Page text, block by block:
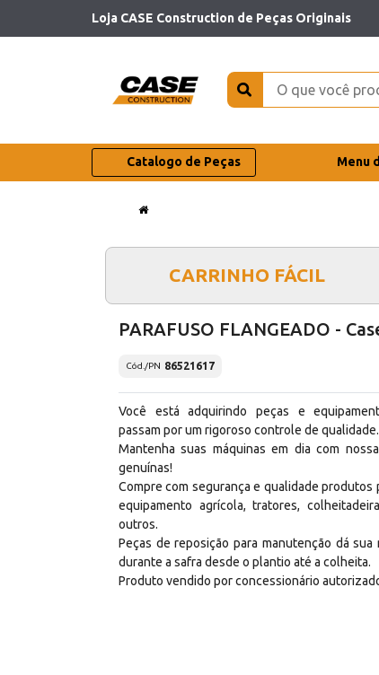
Loja CASE Construction de Peças Originais
Catalogo de Peças Menu
CARRINHO FÁCIL
PARAFUSO FLANGEADO -
Cód./PN 86521617
Você está adquirindo peças e
passam por um rigoroso controle de qualidade.
Mantenha suas máquinas em dia com
genuínas!
Compre com segurança e qualidade produtos
equipamento agrícola, tratores,
outros.
Peças de reposição para manutenção dá sua
durante a safra desde o plantio até a colheita.
Produto vendido por concessionário